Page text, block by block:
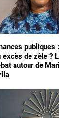
publiques
excès de zèle ?
autour de